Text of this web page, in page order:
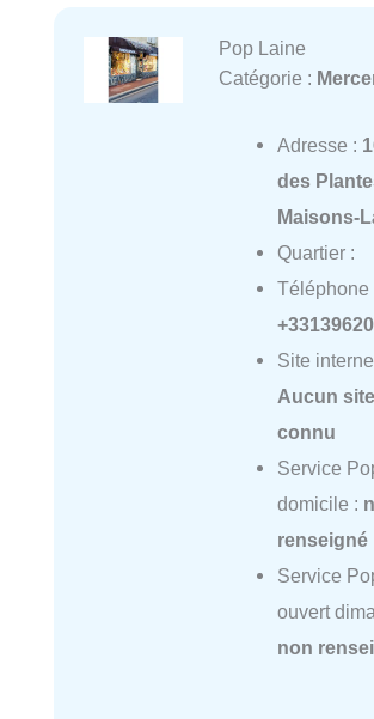
Pop Laine
Catégorie :
Adresse :
des
Maisons-
Quartier :
Téléphone
Site
Aucun
connu
Service
domicile :
renseigné
Service
ouvert
non